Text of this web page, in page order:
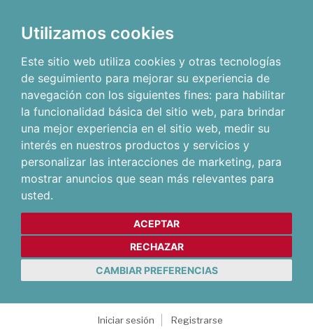
Utilizamos cookies
Este sitio web utiliza cookies y otras tecnologías
de seguimiento para mejorar su experiencia de
navegación con los siguientes fines: para habilitar
la funcionalidad básica del sitio web, para brindar
una mejor experiencia en el sitio web, medir su
interés en nuestros productos y servicios y
personalizar las interacciones de marketing, para
mostrar anuncios que sean más relevantes para
usted.
ACEPTAR
RECHAZAR
CAMBIAR PREFERENCIAS
Iniciar sesión
Registrarse